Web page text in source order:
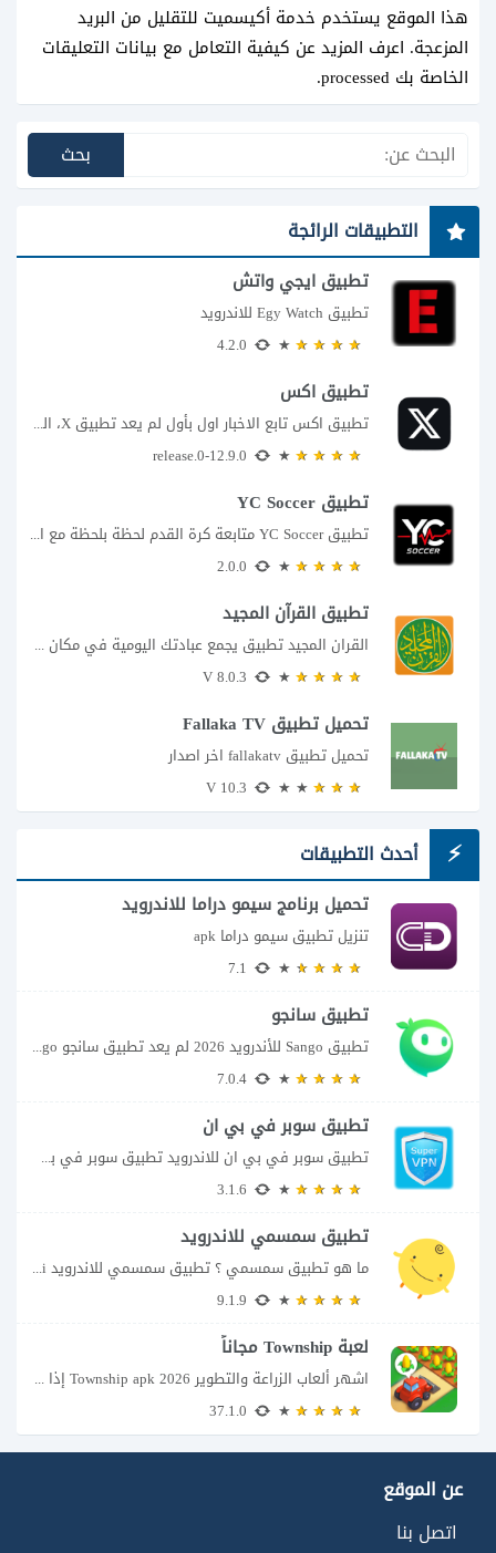
هذا الموقع يستخدم خدمة أكيسميت للتقليل من البريد
المزعجة. اعرف المزيد عن كيفية التعامل مع بيانات التعليقات
الخاصة بك processed
.
التطبيقات الرائجة
تطبيق ايجي واتش
تطبيق Egy Watch للاندرويد
تطبيق اكس
تطبيق اكس تابع الاخبار اول بأول لم يعد تطبيق X، المعروف سابقا باسم تويتر،...
تطبيق YC Soccer
تطبيق YC Soccer متابعة كرة القدم لحظة بلحظة مع اقتراب مباراة مصر والأرجنتين في...
تطبيق القرآن المجيد
القران المجيد تطبيق يجمع عبادتك اليومية في مكان واحد إذا كنت تبحث عن تطبيق...
تحميل تطبيق Fallaka TV
تحميل تطبيق fallakatv اخر اصدار
أحدث التطبيقات
تحميل برنامج سيمو دراما للاندرويد
تنزيل تطبيق سيمو دراما apk
تطبيق سانجو
تطبيق Sango للأندرويد 2026 لم يعد تطبيق سانجو Sango مجرد مساحة لإرسال الرسائل أو...
تطبيق سوبر في بي ان
تطبيق سوبر في بي ان للاندرويد تطبيق سوبر في بي ان من تطبيقات الشبكات...
تطبيق سمسمي للاندرويد
ما هو تطبيق سمسمي ؟ تطبيق سمسمي للاندرويد SimSimi هو برنامج دردشة افتراضية يسمح...
لعبة Township مجاناً
اشهر ألعاب الزراعة والتطوير Township apk 2026 إذا كنت تحب ألعاب الزراعة وبناء المدن،...
عن الموقع
اتصل بنا